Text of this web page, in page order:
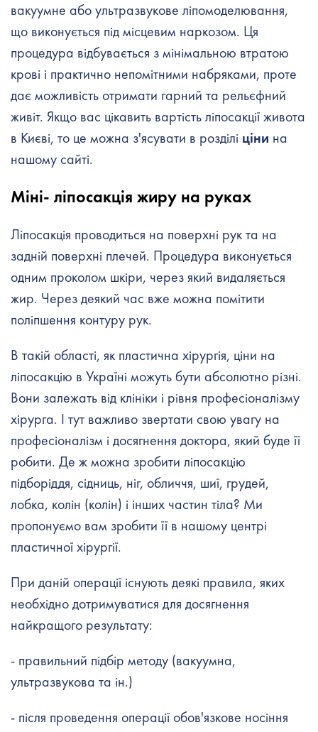
вакуумне або ультразвукове ліпомоделювання,
що виконується під місцевим наркозом. Ця
процедура відбувається з мінімальною втратою
крові і практично непомітними набряками, проте
дає можливість отримати гарний та рельєфний
живіт. Якщо вас цікавить вартість ліпосакції живота
в Києві, то це можна з'ясувати в розділі ціни на
нашому сайті.
Міні- ліпосакція жиру на руках
Ліпосакція проводиться на поверхні рук та на
задній поверхні плечей. Процедура виконується
одним проколом шкіри, через який видаляється
жир. Через деякий час вже можна помітити
поліпшення контуру рук.
В такій області, як пластична хірургія, ціни на
ліпосакцію в Україні можуть бути абсолютно різні.
Вони залежать від клініки і рівня професіоналізму
хірурга. І тут важливо звертати свою увагу на
професіоналізм і досягнення доктора, який буде її
робити. Де ж можна зробити ліпосакцію
підборіддя, сідниць, ніг, обличчя, шиї, грудей,
лобка, колін (колін) і інших частин тіла? Ми
пропонуємо вам зробити її в нашому центрі
пластичної хірургії.
При даній операції існують деякі правила, яких
необхідно дотримуватися для досягнення
найкращого результату:
- правильний підбір методу (вакуумна,
ультразвукова та ін.)
- після проведення операції обов'язкове носіння